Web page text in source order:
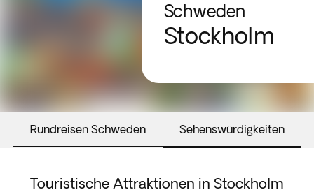
Schweden
Stockholm
Rundreisen Schweden Sehenswürdigkeiten
Touristische Attraktionen in Stockholm